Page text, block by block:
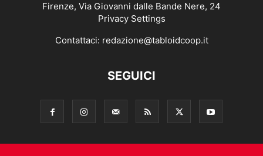
Firenze, Via Giovanni dalle Bande Nere, 24
Privacy Settings
Contattaci: redazione@tabloidcoop.it
SEGUICI